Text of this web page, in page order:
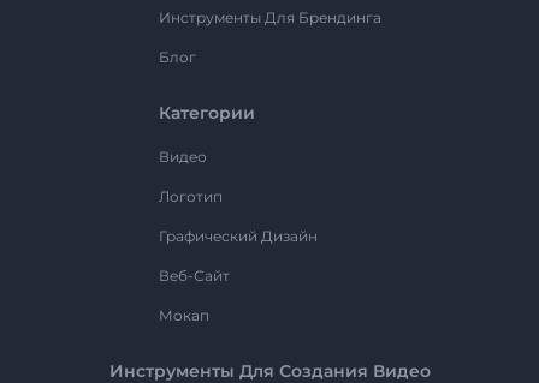
Инструменты Для Брендинга
Блог
Категории
Видео
Логотип
Графический Дизайн
Веб-Сайт
Мокап
Инструменты Для Создания Видео